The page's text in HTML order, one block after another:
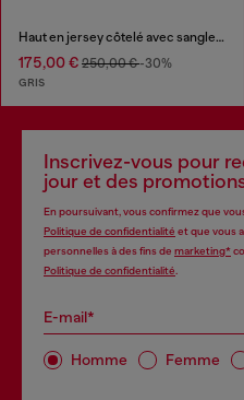
Haut en jersey côtelé avec sangle de cou style biker
175,00 € 250,00 €-30%
GRIS
Inscrivez-vous pour
jour et des
En poursuivant, vous confirmez que
Politique de confidentialité et que vous
personnelles à des fins de marketing*
Politique de confidentialité
E-mail*
Homme Femme